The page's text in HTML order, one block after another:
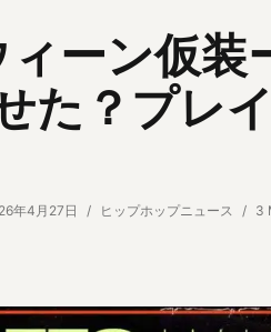
ーン仮装
た？プレ
年4月27日 ヒップホップニュース 3